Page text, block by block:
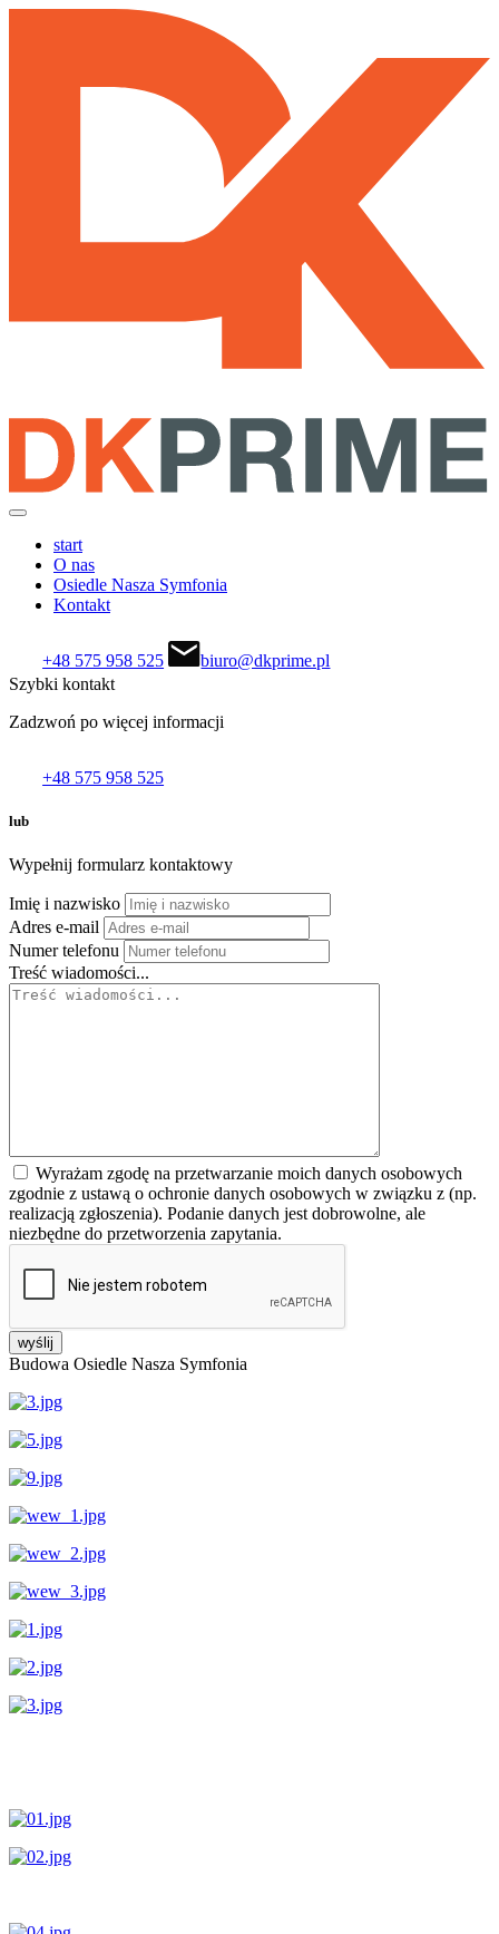
start
O nas
Osiedle Nasza Symfonia
Kontakt
+48 575 958 525
biuro@dkprime.pl
Szybki kontakt
Zadzwoń po więcej informacji
+48 575 958 525
lub
Wypełnij formularz kontaktowy
Imię i nazwisko
Adres e-mail
Numer telefonu
Treść wiadomości...
Wyrażam zgodę na przetwarzanie moich danych osobowych
zgodnie z ustawą o ochronie danych osobowych w związku z (np.
realizacją zgłoszenia). Podanie danych jest dobrowolne, ale
niezbędne do przetworzenia zapytania.
Budowa Osiedle Nasza Symfonia